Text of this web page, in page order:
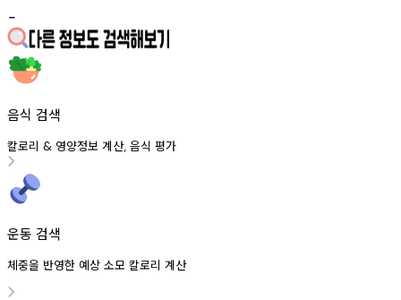
-
음식 검색
칼로리 & 영양정보 계산, 음식 평가
운동 검색
체중을 반영한 예상 소모 칼로리 계산